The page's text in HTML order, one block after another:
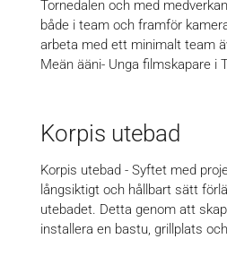
Tornedalen och med
både i team och framför
arbeta med ett minimalt team
Meän ääni- Unga filmskapare i
Korpis utebad
Korpis utebad - Syftet med
långsiktigt och hållbart sätt
utebadet. Detta genom att
installera en bastu, grillplats